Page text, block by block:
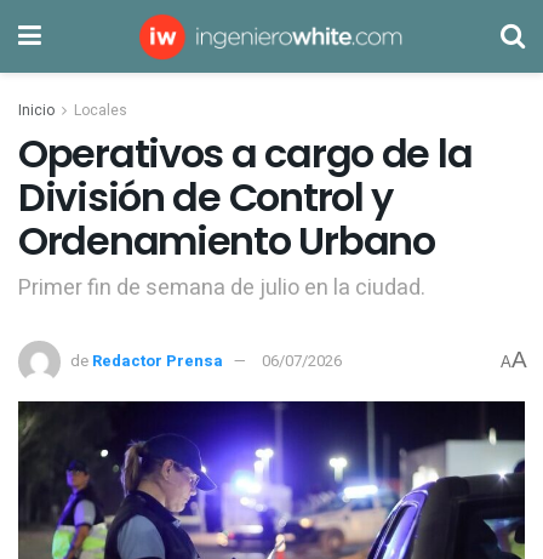
Inicio Locales
Operativos a cargo de la
División de Control y
Ordenamiento Urbano
Primer fin de semana de julio en la ciudad.
de Redactor Prensa 06/07/2026 AA